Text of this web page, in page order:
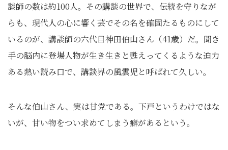
談師の数は約100人。その講談の世界で、伝統を守りなが
らも、現代人の心に響く芸でその名を確固たるものにして
いるのが、講談師の六代目神田伯山さん（41歳）だ。聞き
手の脳内に登場人物が生き生きと甦えってくるような迫力
ある熱い読み口で、講談界の風雲児と呼ばれて久しい。
そんな伯山さん、実は甘党である。下戸というわけではな
いが、甘い物をつい求めてしまう癖があるという。